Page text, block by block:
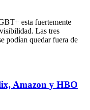
esta fuertemente
Las tres
podían quedar fuera de
Amazon y HBO